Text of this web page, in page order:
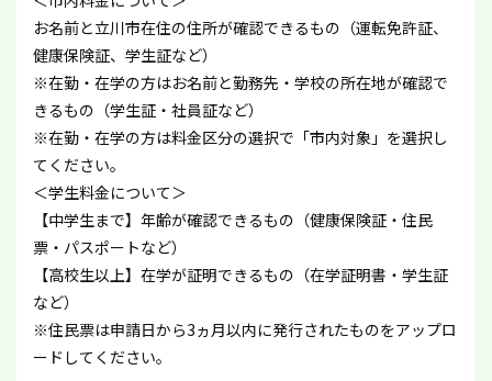
お名前と立川市在住の住所が確認できるもの（運転免許証、
健康保険証、学生証など）
※在勤・在学の方はお名前と勤務先・学校の所在地が確認で
きるもの（学生証・社員証など）
※在勤・在学の方は料金区分の選択で「市内対象」を選択し
てください。
＜学生料金について＞
【中学生まで】年齢が確認できるもの（健康保険証・住民
票・パスポートなど）
【高校生以上】在学が証明できるもの（在学証明書・学生証
など）
※住民票は申請日から3ヵ月以内に発行されたものをアップロ
ードしてください。